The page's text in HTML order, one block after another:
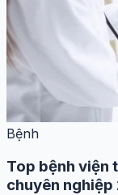
Bệnh
Top bệnh viện
chuyên